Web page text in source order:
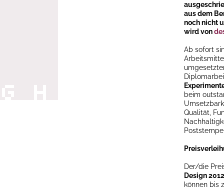
aus dem
noch nicht
wird von
Ab sofort
beim
Qualität,
Der/die
Design 2012
können bis